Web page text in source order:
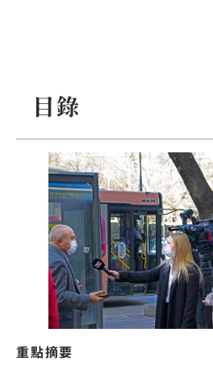
目錄
重點摘要